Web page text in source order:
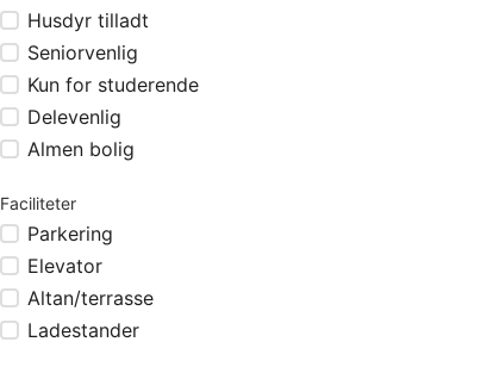
Husdyr tilladt
Seniorvenlig
Kun for studerende
Delevenlig
Almen bolig
Faciliteter
Parkering
Elevator
Altan/terrasse
Ladestander